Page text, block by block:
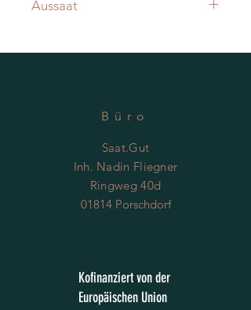
Aussaat
Lichtkeimer) ab Oktober/März
Büro
Saat.Gut
Inh. Nadin Fliegner
Ringweg 40d
01814 Porschdorf
Kofinanziert von der
Europäischen Union